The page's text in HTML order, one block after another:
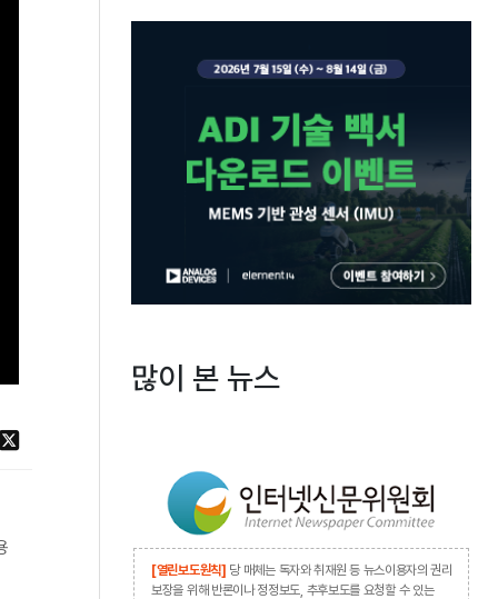
많이 본 뉴스
[열린보도원칙] 당 매체는 독자와 취재원 등 뉴스이용자의 권리
보장을 위해 반론이나 정정보도, 추후보도를 요청할 수 있는